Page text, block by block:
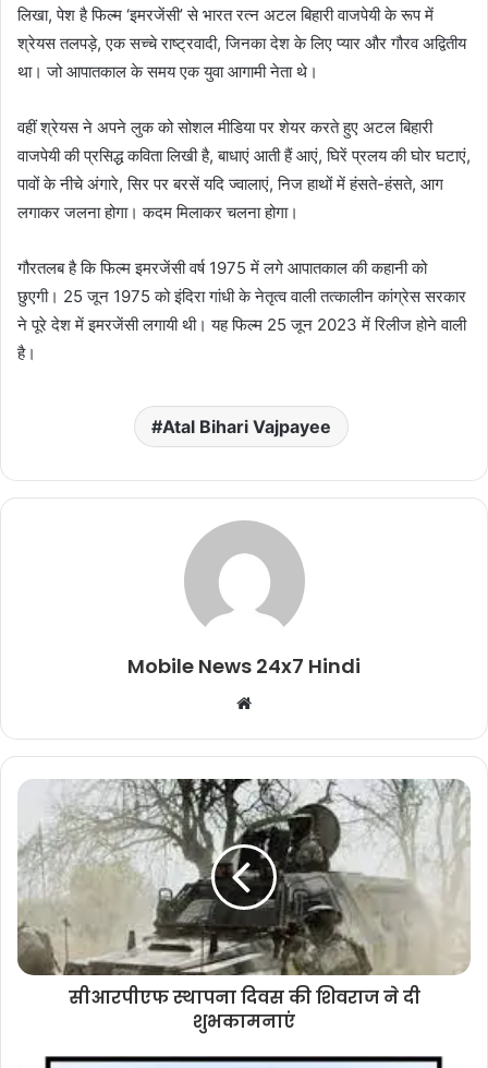
लिखा, पेश है फिल्म ‘इमरजेंसी’ से भारत रत्न अटल बिहारी वाजपेयी के रूप में
श्रेयस तलपड़े, एक सच्चे राष्ट्रवादी, जिनका देश के लिए प्यार और गौरव अद्वितीय
था। जो आपातकाल के समय एक युवा आगामी नेता थे।
वहीं श्रेयस ने अपने लुक को सोशल मीडिया पर शेयर करते हुए अटल बिहारी
वाजपेयी की प्रसिद्ध कविता लिखी है, बाधाएं आती हैं आएं, घिरें प्रलय की घोर घटाएं,
पावों के नीचे अंगारे, सिर पर बरसें यदि ज्वालाएं, निज हाथों में हंसते-हंसते, आग
लगाकर जलना होगा। कदम मिलाकर चलना होगा।
गौरतलब है कि फिल्म इमरजेंसी वर्ष 1975 में लगे आपातकाल की कहानी को
छुएगी। 25 जून 1975 को इंदिरा गांधी के नेतृत्व वाली तत्कालीन कांग्रेस सरकार
ने पूरे देश में इमरजेंसी लगायी थी। यह फिल्म 25 जून 2023 में रिलीज होने वाली
है।
Atal Bihari Vajpayee
Mobile News 24x7 Hindi
Website
सीआरपीएफ स्थापना दिवस की शिवराज ने दी
शुभकामनाएं